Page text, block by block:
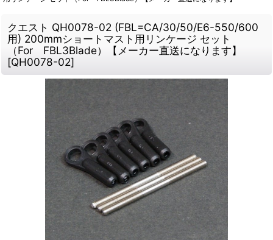
クエスト QH0078-02 (FBL=CA/30/50/E6-550/600
用) 200mmショートマスト用リンケージ セット
（For FBL3Blade）【メーカー直送になります】
[QH0078-02]